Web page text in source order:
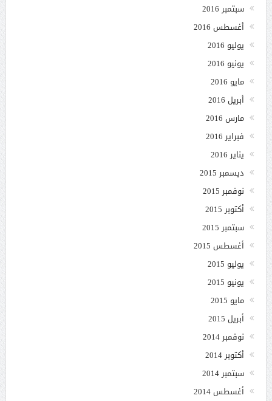
سبتمبر 2016
أغسطس 2016
يوليو 2016
يونيو 2016
مايو 2016
أبريل 2016
مارس 2016
فبراير 2016
يناير 2016
ديسمبر 2015
نوفمبر 2015
أكتوبر 2015
سبتمبر 2015
أغسطس 2015
يوليو 2015
يونيو 2015
مايو 2015
أبريل 2015
نوفمبر 2014
أكتوبر 2014
سبتمبر 2014
أغسطس 2014